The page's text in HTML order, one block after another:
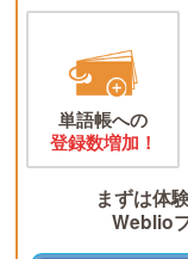
単語帳への
登録数増加！
まずは体
Weblio